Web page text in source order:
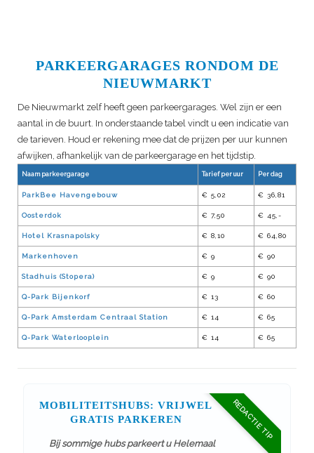
PARKEERGARAGES RONDOM DE
NIEUWMARKT
De Nieuwmarkt zelf heeft geen parkeergarages. Wel zijn er een
aantal in de buurt. In onderstaande tabel vindt u een indicatie van
de tarieven. Houd er rekening mee dat de prijzen per uur kunnen
afwijken, afhankelijk van de parkeergarage en het tijdstip.
Naam parkeergarage Tarief per uur Per dag
ParkBee Havengebouw € 5,02 € 36,81
Oosterdok € 7,50 € 45,-
Hotel Krasnapolsky € 8,10 € 64,80
Markenhoven € 9 € 90
Stadhuis (Stopera) € 9 € 90
Q-Park Bijenkorf € 13 € 60
Q-Park Amsterdam Centraal Station € 14 € 65
Q-Park Waterlooplein € 14 € 65
REDACTIE TIP
MOBILITEITSHUBS: VRIJWEL
GRATIS PARKEREN
Bij sommige hubs parkeert u Helemaal